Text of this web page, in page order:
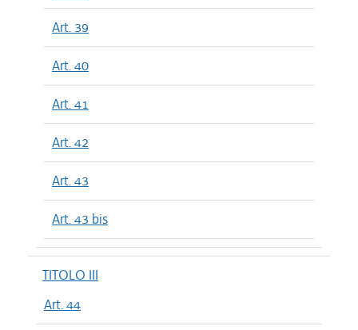
Art. 39
Art. 40
Art. 41
Art. 42
Art. 43
Art. 43 bis
TITOLO III
Art. 44